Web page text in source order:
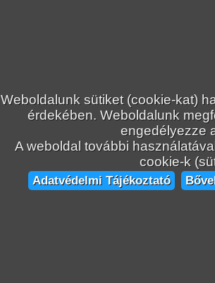
Weboldalunk sütiket (cookie-kat)
érdekében. Weboldalunk
engedélyezze
A weboldal további
cookie-k
Adatvédelmi Tájékoztató